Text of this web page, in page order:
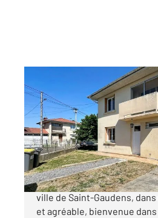
90 m
, 4 pièces
Ref : 17374
Maison à vendre
110 000 €
« HAUT EN COULEUR » À
ville de Saint-Gaudens,
et agréable, bienvenue